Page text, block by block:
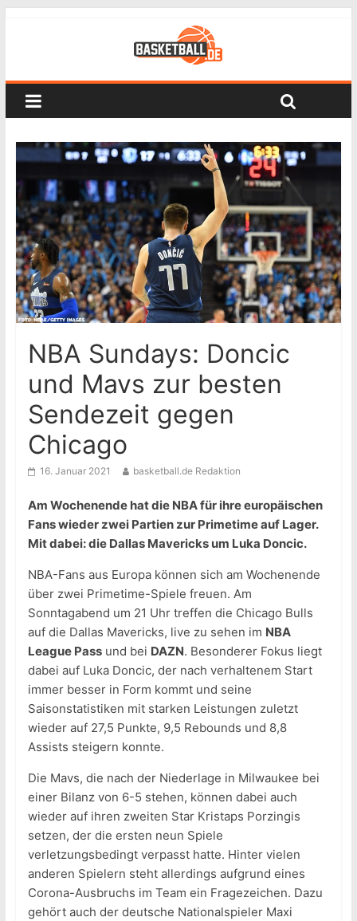
NBA Sundays: Doncic
und Mavs zur besten
Sendezeit gegen
Chicago
16. Januar 2021 basketball.de Redaktion
Am Wochenende hat die NBA für ihre europäischen
Fans wieder zwei Partien zur Primetime auf Lager.
Mit dabei: die Dallas Mavericks um Luka Doncic.
NBA-Fans aus Europa können sich am Wochenende
über zwei Primetime-Spiele freuen. Am
Sonntagabend um 21 Uhr treffen die Chicago Bulls
auf die Dallas Mavericks, live zu sehen im NBA
League Passund bei DAZN. Besonderer Fokus liegt
dabei auf Luka Doncic, der nach verhaltenem Start
immer besser in Form kommt und seine
Saisonstatistiken mit starken Leistungen zuletzt
wieder auf 27,5 Punkte, 9,5 Rebounds und 8,8
Assists steigern konnte.
Die Mavs, die nach der Niederlage in Milwaukee bei
einer Bilanz von 6-5 stehen, können dabei auch
wieder auf ihren zweiten Star Kristaps Porzingis
setzen, der die ersten neun Spiele
verletzungsbedingt verpasst hatte. Hinter vielen
anderen Spielern steht allerdings aufgrund eines
Corona-Ausbruchs im Team ein Fragezeichen. Dazu
gehört auch der deutsche Nationalspieler Maxi